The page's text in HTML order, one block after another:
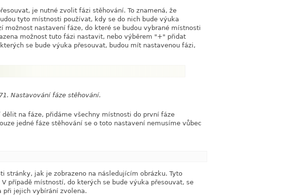
je nutné zvolit fázi stěhování. To znamená, že
tyto místnosti používat, kdy se do nich bude výuka
možnost nastavení fáze, do které se budou vybrané místnosti
možnost tuto fázi nastavit, nebo výběrem "+" přidat
se bude výuka přesouvat, budou mít nastavenou fázi,
Nastavování fáze stěhování.
dělit na fáze, přidáme všechny místnosti do první fáze
jedné fáze stěhování se o toto nastavení nemusíme vůbec
stránky, jak je zobrazeno na následujícím obrázku. Tyto
případě místností, do kterých se bude výuka přesouvat, se
při jejich vybírání zvolena.